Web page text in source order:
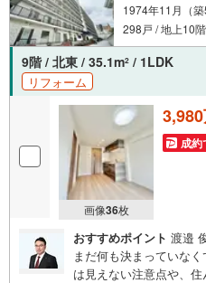
1974年11月（築
298戸 / 地上10階
9階 / 北東 / 35.1m2 / 1LDK
リフォーム
画像36枚
成約
おすすめポイント 渡邉
まだ何も決まっていな
は見えない注意点や、